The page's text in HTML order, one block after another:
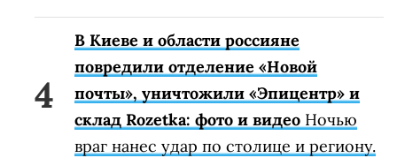
В Киеве и области россияне
повредили отделение «Новой
почты», уничтожили «Эпицентр» и
склад Rozetka: фото и видео Ночью
враг нанес удар по столице и региону.